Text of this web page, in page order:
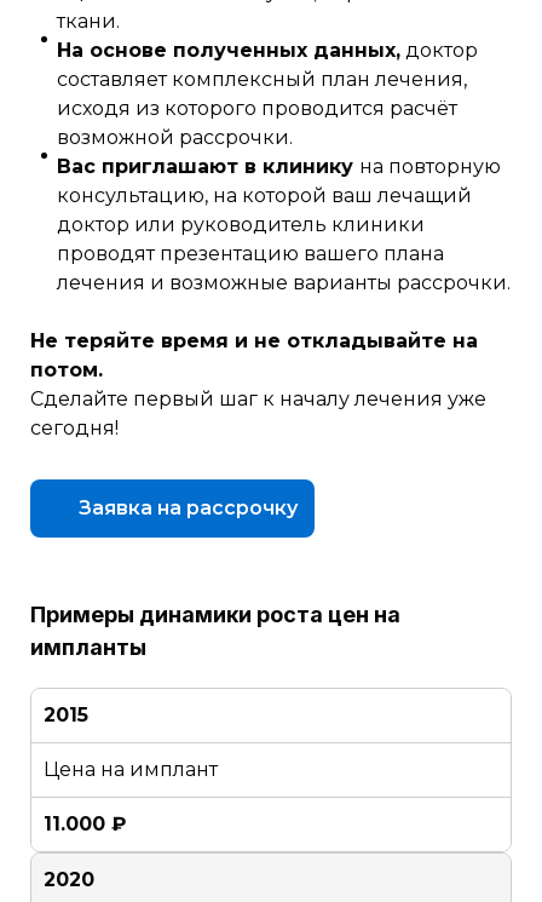
ткани.
На основе полученных данных, доктор
составляет комплексный план лечения,
исходя из которого проводится расчёт
возможной рассрочки.
Вас приглашают в клинику на повторную
консультацию, на которой ваш лечащий
доктор или руководитель клиники
проводят презентацию вашего плана
лечения и возможные варианты рассрочки.
Не теряйте время и не откладывайте на
потом.
Сделайте первый шаг к началу лечения уже
сегодня!
Заявка на рассрочку
Примеры динамики роста цен на
импланты
2015
Цена на имплант
11.000 ₽
2020